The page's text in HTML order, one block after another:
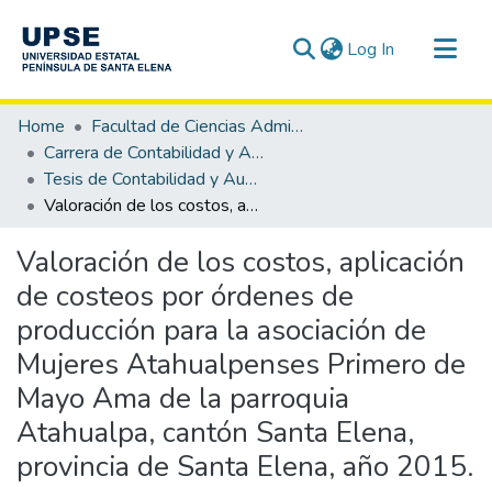
Log In (current)
Communities & Collections
All of DSpace
Statistics
Home
Facultad de Ciencias Administrativas
Carrera de Contabilidad y Auditoría
Tesis de Contabilidad y Auditoría
Valoración de los costos, aplicación de costeos por órdenes de producción para la asociación de Mujeres Atahualpenses Primero de Mayo Ama de la parroquia Atahualpa, cantón Santa Elena, provincia de Santa Elena, año 2015.
Valoración de los costos, aplicación
de costeos por órdenes de
producción para la asociación de
Mujeres Atahualpenses Primero de
Mayo Ama de la parroquia
Atahualpa, cantón Santa Elena,
provincia de Santa Elena, año 2015.